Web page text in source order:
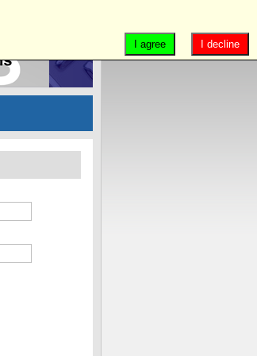
I decline
I agree